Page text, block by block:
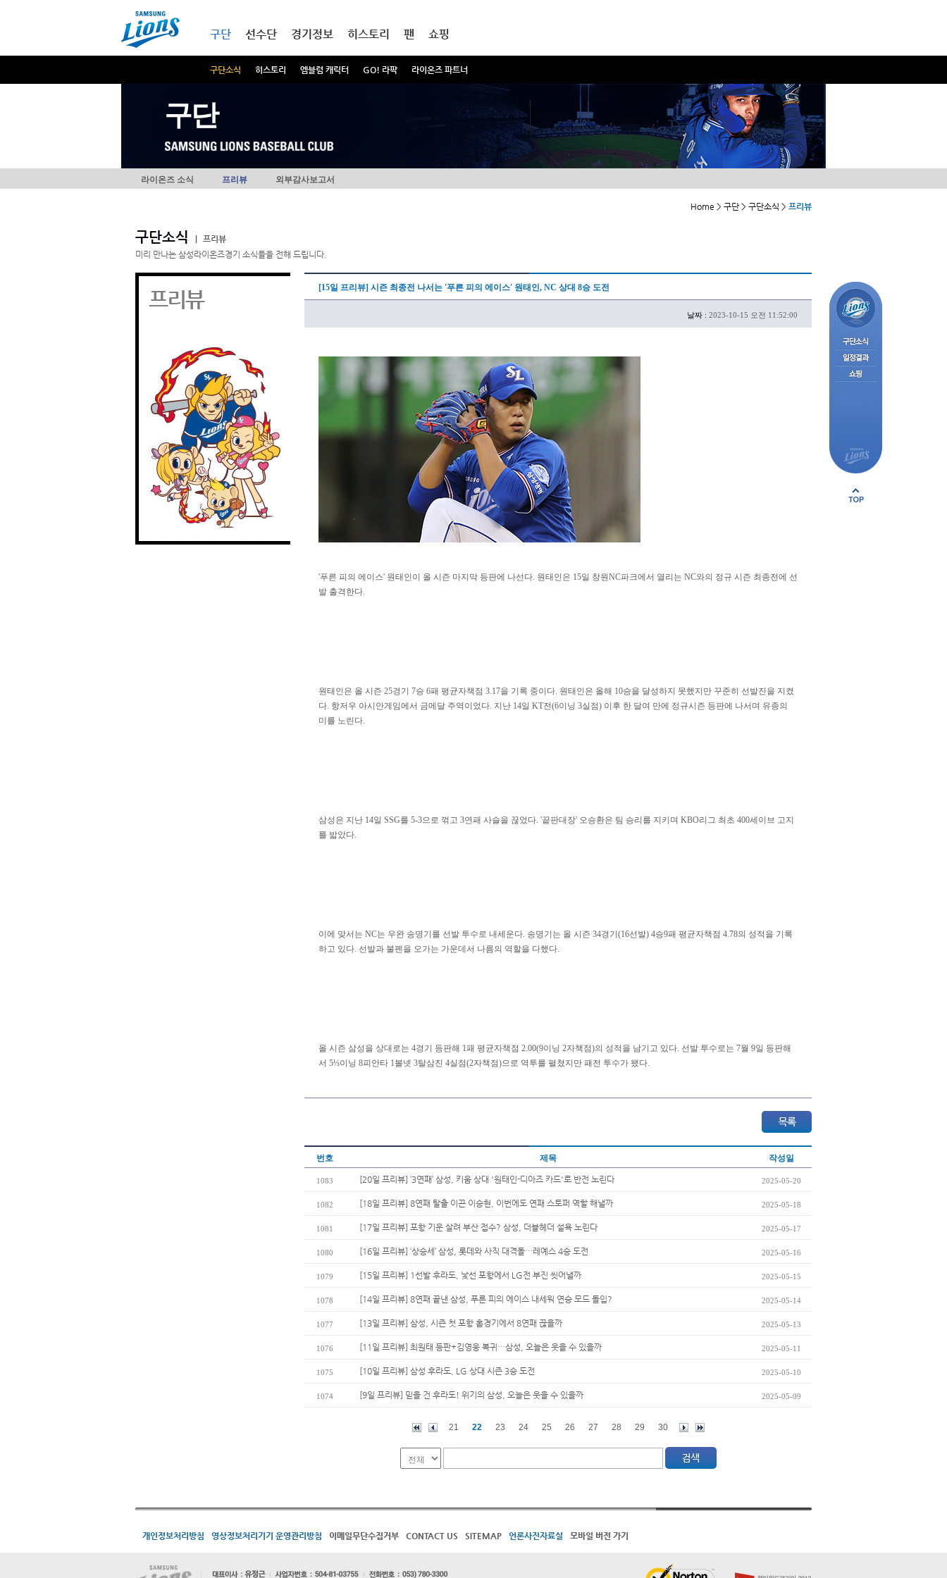
구단
구단소식 히스토리 엠블럼 캐릭터 GO! 라팍 라이온즈 파트너
선수단 경기정보 히스토리 팬 쇼핑
구단
라이온즈 소식 프리뷰 외부감사보고서
Home > 구단 > 구단소식 > 프리뷰
구단소식
프리뷰
미리 만나는 삼성라이온즈경기 소식들을 전해 드립니다.
프리뷰 [15일 프리뷰] 시즌 최종전 나서는 '푸른 피의 에이스' 원태인, NC 상대 8승 도전
날짜 : 2023-10-15 오전 11:52:00
'푸른 피의 에이스' 원태인이 올 시즌 마지막 등판에 나선다. 원태인은 15일 창원NC파크에서 열리는 NC와의 정규 시즌 최종전에 선
발 출격한다.
원태인은 올 시즌 25경기 7승 6패 평균자책점 3.17을 기록 중이다. 원태인은 올해 10승을 달성하지 못했지만 꾸준히 선발진을 지켰
다. 항저우 아시안게임에서 금메달 주역이었다. 지난 14일 KT전(6이닝 3실점) 이후 한 달여 만에 정규시즌 등판에 나서며 유종의
미를 노린다.
삼성은 지난 14일 SSG를 5-3으로 꺾고 3연패 사슬을 끊었다. '끝판대장' 오승환은 팀 승리를 지키며 KBO리그 최초 400세이브 고지
를 밟았다.
이에 맞서는 NC는 우완 송명기를 선발 투수로 내세운다. 송명기는 올 시즌 34경기(16선발) 4승9패 평균자책점 4.78의 성적을 기록
하고 있다. 선발과 불펜을 오가는 가운데서 나름의 역할을 다했다.
올 시즌 삼성을 상대로는 4경기 등판해 1패 평균자책점 2.00(9이닝 2자책점)의 성적을 남기고 있다. 선발 투수로는 7월 9일 등판해
서 5⅓이닝 8피안타 1볼넷 3탈삼진 4실점(2자책점)으로 역투를 펼쳤지만 패전 투수가 됐다.
번호 제목 작성일
1083 [20일 프리뷰] ‘3연패’ 삼성, 키움 상대 '원태인-디아즈 카드'로 반전 노린다 2025-05-20
1082 [18일 프리뷰] 8연패 탈출 이끈 이승현, 이번에도 연패 스토퍼 역할 해낼까 2025-05-18
1081 [17일 프리뷰] 포항 기운 살려 부산 접수? 삼성, 더블헤더 설욕 노린다 2025-05-17
1080 [16일 프리뷰] ‘상승세’ 삼성, 롯데와 사직 대격돌…레예스 4승 도전 2025-05-16
1079 [15일 프리뷰] 1선발 후라도, 낯선 포항에서 LG전 부진 씻어낼까 2025-05-15
1078 [14일 프리뷰] 8연패 끝낸 삼성, 푸른 피의 에이스 내세워 연승 모드 돌입? 2025-05-14
1077 [13일 프리뷰] 삼성, 시즌 첫 포항 홈경기에서 8연패 끊을까 2025-05-13
1076 [11일 프리뷰] 최원태 등판+김영웅 복귀…삼성, 오늘은 웃을 수 있을까 2025-05-11
1075 [10일 프리뷰] 삼성 후라도, LG 상대 시즌 3승 도전 2025-05-10
1074 [9일 프리뷰] 믿을 건 후라도! 위기의 삼성, 오늘은 웃을 수 있을까 2025-05-09
21 22 23 24 25 26 27 28 29 30
개인정보처리방침 영상정보처리기기 운영관리방침 이메일무단수집거부 CONTACT US SITEMAP 언론사진자료실 모바일 버전 가기